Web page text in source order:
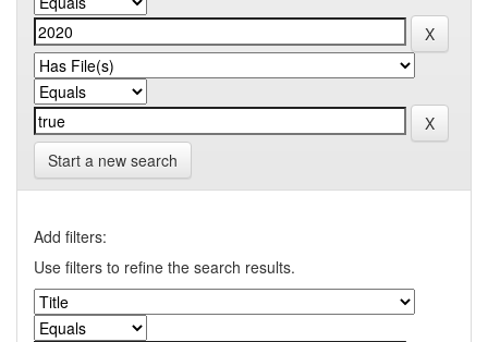
Start a new search
Add filters:
Use filters to refine the search results.